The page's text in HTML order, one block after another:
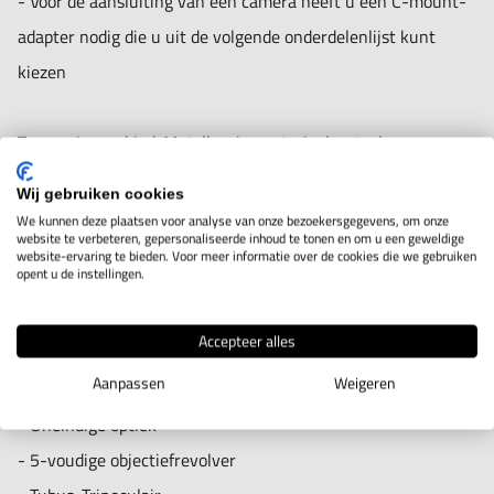
Ontwerp
Afmetingen (B×D×H): 550 mm x 200 mm x 460 mm
Interpupillaire afstand (min): 50
Optisch systeem: Infinity
Buis: Trinoculaire
Hellingshoek buis: 30°
Verlichting:
Verlichting: 5W LED (doorvallend licht) 5W LED
(gereflecteerd licht)
adapter nodig die u uit de volgende onderdelenlijst kunt
kiezen
Toepassingsgebied: Metallurgie, materiaalcontrole,
kwaliteitsborging
Toepassingen/Monsters: Intransparante en dikke preparaten,
werkstukken (oppervlakken, breuklijnen, coatings)
Technische gegevens:
- Oneindige optiek
- 5-voudige objectiefrevolver
Wij gebruiken cookies
We kunnen deze plaatsen voor analyse van onze bezoekersgegevens, om onze
website te verbeteren, gepersonaliseerde inhoud te tonen en om u een geweldige
website-ervaring te bieden. Voor meer informatie over de cookies die we gebruiken
opent u de instellingen.
Accepteer alles
Aanpassen
Weigeren